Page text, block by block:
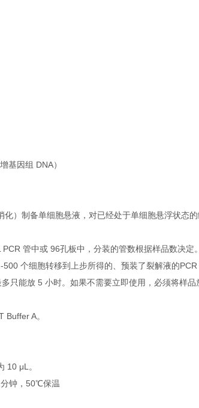
基因组 DNA）
）制备单细胞悬液，对已经处于单细胞悬浮状态的
管中或 96孔板中，分装的管数根据样品数决定。
个细胞转移到上步所得的、预装了裂解液的PCR
只能放 5 小时。如果不需要立即使用，必须将样
A。
10 μL。
钟，50℃保温